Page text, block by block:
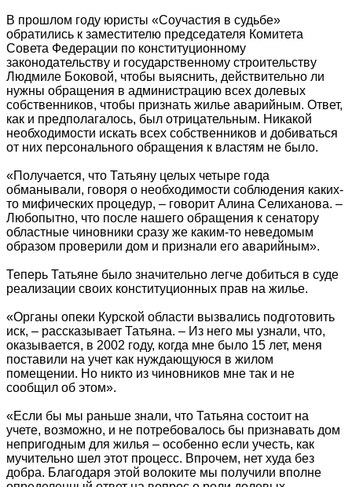
В прошлом году юристы «Соучастия в судьбе»
обратились к заместителю председателя Комитета
Совета Федерации по конституционному
законодательству и государственному строительству
Людмиле Боковой, чтобы выяснить, действительно ли
нужны обращения в администрацию всех долевых
собственников, чтобы признать жилье аварийным. Ответ,
как и предполагалось, был отрицательным. Никакой
необходимости искать всех собственников и добиваться
от них персонального обращения к властям не было.
«Получается, что Татьяну целых четыре года
обманывали, говоря о необходимости соблюдения каких-
то мифических процедур, – говорит Алина Селиханова. –
Любопытно, что после нашего обращения к сенатору
областные чиновники сразу же каким-то неведомым
образом проверили дом и признали его аварийным».
Теперь Татьяне было значительно легче добиться в суде
реализации своих конституционных прав на жилье.
«Органы опеки Курской области вызвались подготовить
иск, – рассказывает Татьяна. – Из него мы узнали, что,
оказывается, в 2002 году, когда мне было 15 лет, меня
поставили на учет как нуждающуюся в жилом
помещении. Но никто из чиновников мне так и не
сообщил об этом».
«Если бы мы раньше знали, что Татьяна состоит на
учете, возможно, и не потребовалось бы признавать дом
непригодным для жилья – особенно если учесть, как
мучительно шел этот процесс. Впрочем, нет худа без
добра. Благодаря этой волоките мы получили вполне